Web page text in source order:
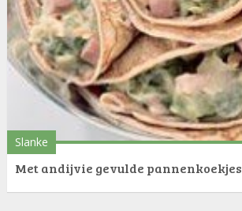
Slanke
Met andijvie gevulde pannenkoekjes